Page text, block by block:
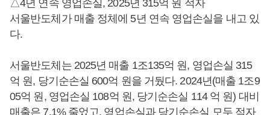
△4년 연속 영업손실, 2025년 315억 원 적자
서울반도체가 매출 정체에 5년 연속 영업손실을 내고 있
다.
서울반도체는 2025년 매출 1조135억 원, 영업손실 315
억 원, 당기순손실 600억 원을 거뒀다. 2024년(매출 1조9
05억 원, 영업손실 108억 원, 당기순손실 114 억 원) 대비
매출은 7.1% 줄었고, 영업손실과 당기순손실 모두 적자